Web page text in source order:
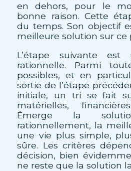
en dehors, pour le
bonne raison. Cette
du temps. Son objectif
meilleure solution sur ce
L’étape suivante est
rationnelle. Parmi
possibles, et en
sortie de l’étape
initiale, un tri se fait
matérielles,
Émerge la
rationnellement, la
une vie plus simple,
sûre. Les critères
décision, bien
ne reste que la solution